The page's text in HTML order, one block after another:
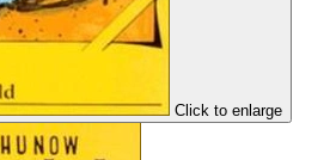
Click to enlarge